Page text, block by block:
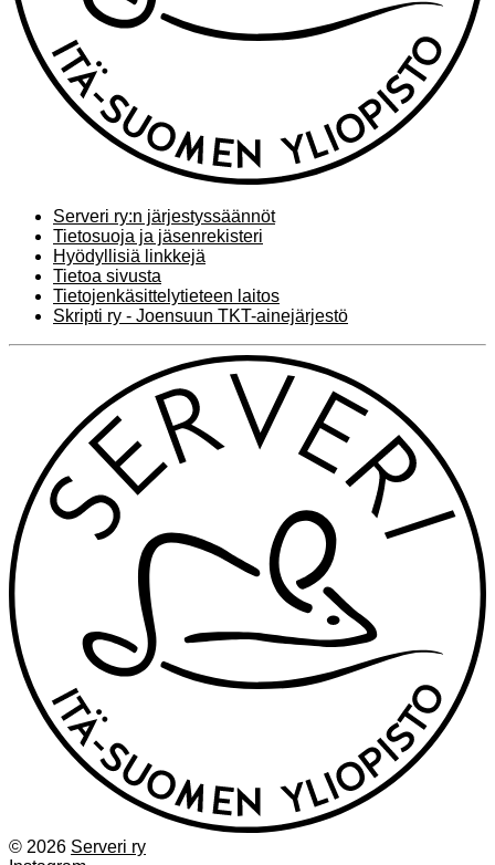
Serveri ry:n järjestyssäännöt
Tietosuoja ja jäsenrekisteri
Hyödyllisiä linkkejä
Tietoa sivusta
Tietojenkäsittelytieteen laitos
Skripti ry - Joensuun TKT-ainejärjestö
© 2026 Serveri ry